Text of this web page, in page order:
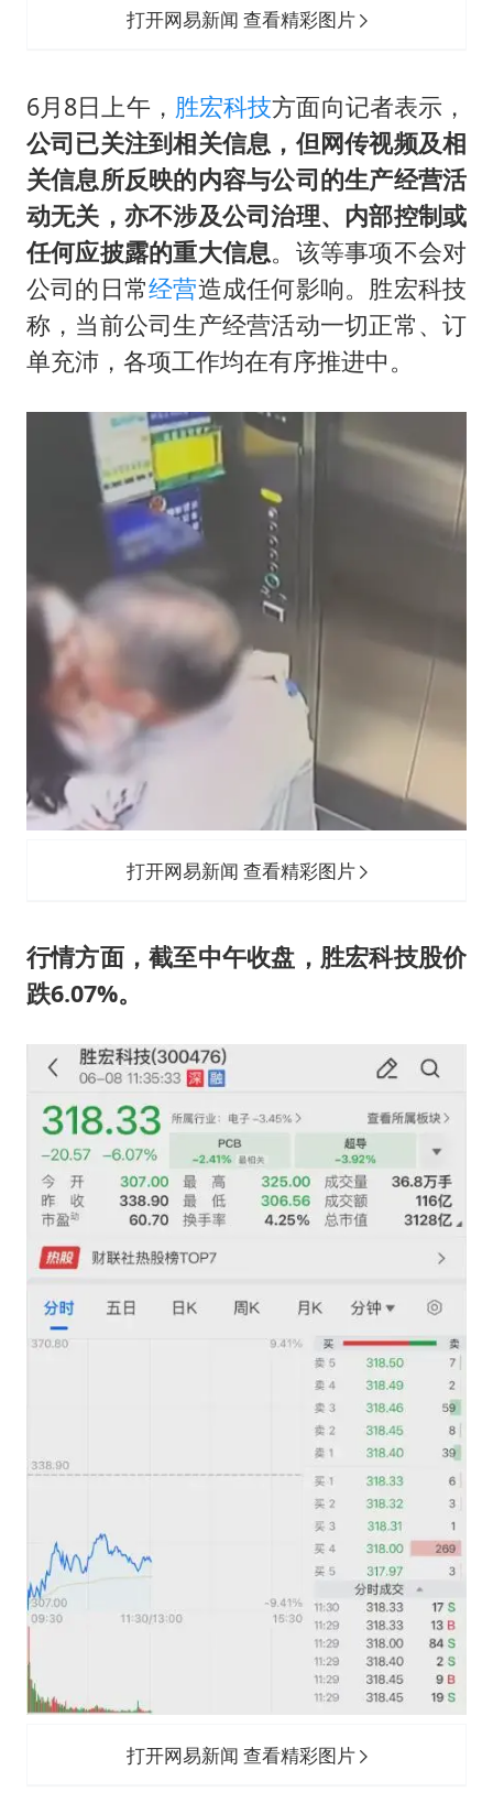
打开网易新闻 查看精彩图片
6月8日上午， 胜宏科技方面向记者表示，
公司已关注到相关信息，但网传视频及相
关信息所反映的内容与公司的生产经营活
动无关，亦不涉及公司治理、内部控制或
任何应披露的重大信息。该等事项不会对
公司的日常经营造成任何影响。胜宏科技
称，当前公司生产经营活动一切正常、订
单充沛，各项工作均在有序推进中。
打开网易新闻 查看精彩图片
行情方面，截至中午收盘，胜宏科技股价
跌6.07%。
打开网易新闻 查看精彩图片